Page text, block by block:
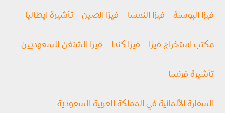
فيزا البوسنة فيزا النمسا فيزا الصين تأشيرة ايطاليا
مكتب استخراج فيزا فيزا كندا فيزا الشنغن للسعوديين
تأشيرة فرنسا
السفارة الألمانية في المملكة العربية السعودية